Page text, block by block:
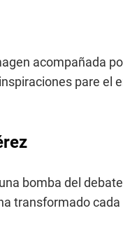
acompañada
pare el
bomba del
transformado